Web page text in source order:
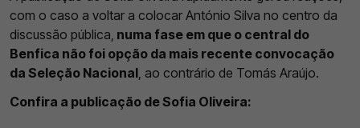
com o caso a voltar a colocar António Silva no centro da
discussão pública, numa fase em que o central do
Benfica não foi opção da mais recente convocação
da Seleção Nacional, ao contrário de Tomás Araújo.
Confira a publicação de Sofia Oliveira: